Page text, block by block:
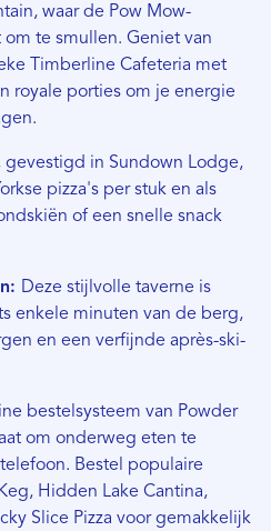
waar de Pow Mow-
te smullen. Geniet van
Timberline Cafeteria met
royale porties om je energie
gevestigd in Sundown Lodge,
pizza's per stuk en als
of een snelle snack
Deze stijlvolle taverne is
enkele minuten van de berg,
en een verfijnde après-ski-
bestelsysteem van Powder
om onderweg eten te
Bestel populaire
Hidden Lake Cantina,
Slice Pizza voor gemakkelijk